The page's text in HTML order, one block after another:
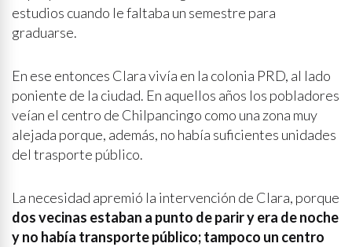
estudios cuando le faltaba un semestre para
graduarse.
En ese entonces Clara vivía en la colonia PRD, al lado
poniente de la ciudad. En aquellos años los pobladores
veían el centro de Chilpancingo como una zona muy
alejada porque, además, no había suficientes unidades
del trasporte público.
La necesidad apremió la intervención de Clara, porque
dos vecinas estaban a punto de parir y era de noche
y no había transporte público; tampoco un centro